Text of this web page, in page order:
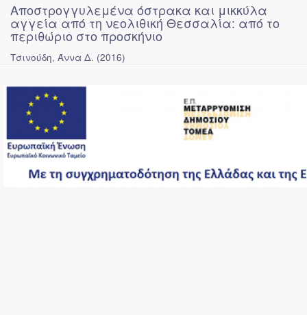
Αποστρογγυλεμένα όστρακα και μικκύλα
αγγεία από τη νεολιθική Θεσσαλία: από το
περιθώριο στο προσκήνιο
Τσινούδη, Άννα Δ. (2016)